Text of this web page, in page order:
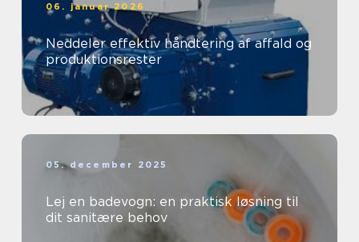
06. januar 2026
Neddeler effektiv håndtering af affald og
produktionsrester
05. december 2025
Lej en badevogn: en praktisk løsning til
dit sanitære behov